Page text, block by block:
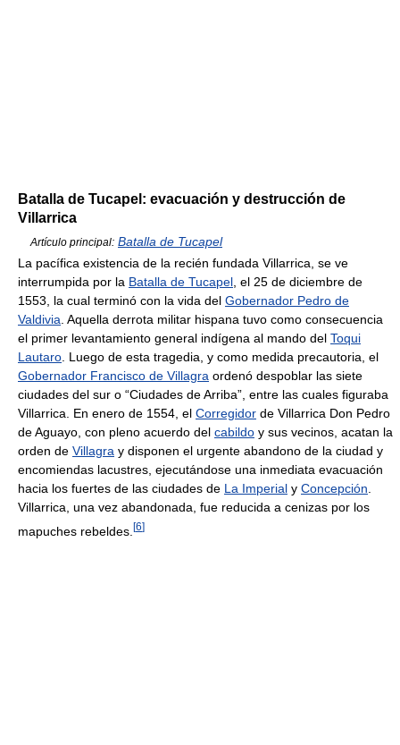
Batalla de Tucapel: evacuación y destrucción de
Villarrica
Artículo principal: Batalla de Tucapel
La pacífica existencia de la recién fundada Villarrica, se ve
interrumpida por la Batalla de Tucapel , el 25 de diciembre de
1553, la cual terminó con la vida del Gobernador Pedro de
Valdivia . Aquella derrota militar hispana tuvo como consecuencia
el primer levantamiento general indígena al mando del Toqui
Lautaro . Luego de esta tragedia, y como medida precautoria, el
Gobernador Francisco de Villagra ordenó despoblar las siete
ciudades del sur o “Ciudades de Arriba”, entre las cuales figuraba
Villarrica. En enero de 1554, el Corregidor de Villarrica Don Pedro
de Aguayo, con pleno acuerdo del cabildo y sus vecinos, acatan la
orden de Villagra y disponen el urgente abandono de la ciudad y
encomiendas lacustres, ejecutándose una inmediata evacuación
hacia los fuertes de las ciudades de La Imperial y Concepción
Villarrica, una vez abandonada, fue reducida a cenizas por los
mapuches rebeldes. [6]